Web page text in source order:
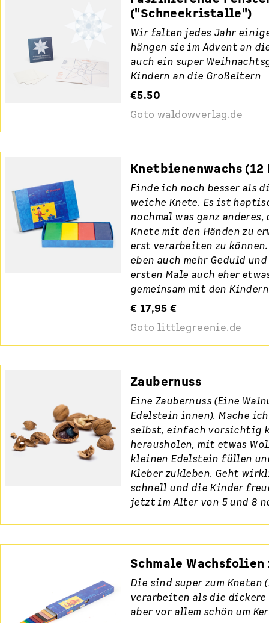
("Schneekristalle")
Wir falten jedes Jahr
hängen sie im Advent an
auch ein super
Kindern an die Großeltern
€5.50
Goto waldowverlag.de
Knetbienenwachs (12
Finde ich noch besser als
weiche Knete. Es ist
nochmal was ganz
Knete mit den Händen zu
erst verarbeiten zu
eben auch mehr Geduld
ersten Male auch eher
gemeinsam mit den
€ 17,95 €
Goto littlegreenie.de
Zaubernuss
Eine Zaubernuss (Eine
Edelstein innen). Mache
selbst, einfach vorsichtig
herausholen, mit etwas
kleinen Edelstein füllen
Kleber zukleben. Geht
schnell und die Kinder
jetzt im Alter von 5 und 8
Schmale Wachsfolien
Die sind super zum Kneten
verarbeiten als die dickere
aber vor allem schön um